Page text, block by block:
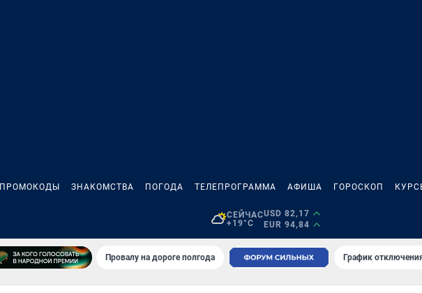
ПРОМОКОДЫ ЗНАКОМСТВА ПОГОДА ТЕЛЕПРОГРАММА АФИША ГОРОСКОП
СЕЙЧАС
+19°C
USD 82,17
EUR 94,84
Провалу на дороге полгода График